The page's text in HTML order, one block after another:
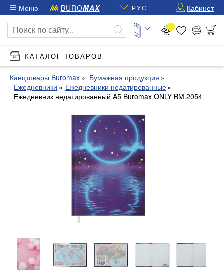
Меню BUROMAX РУС Кабинет
1
КАТАЛОГ ТОВАРОВ
Канцтовары Buromax
Бумажная продукция
Ежедневники
Ежедневники недатированные
Ежедневник недатированный A5 Buromax ONLY BM.2054